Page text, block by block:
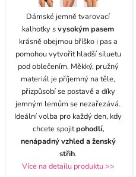
Dámské jemně tvarovací
kalhotky svysokým pasem
krásně obejmou bříško i pas a
pomohou vytvořit hladší siluetu
pod oblečením. Měkký, pružný
materiál je příjemný na těle,
přizpůsobí se postavě a díky
jemným lemům se nezařezává.
Ideální volba pro každý den, kdy
chcete spojitpohodlí,
nenápadný vzhled a ženský
střih.
Více na detailu produktu >>